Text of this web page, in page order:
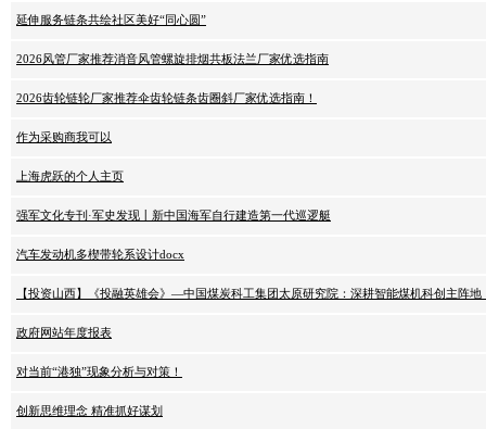
延伸服务链条共绘社区美好“同心圆”
2026风管厂家推荐消音风管螺旋排烟共板法兰厂家优选指南
2026齿轮链轮厂家推荐伞齿轮链条齿圈斜厂家优选指南！
作为采购商我可以
上海虎跃的个人主页
强军文化专刊·军史发现丨新中国海军自行建造第一代巡逻艇
汽车发动机多楔带轮系设计docx
【投资山西】《投融英雄会》—中国煤炭科工集团太原研究院：深耕智能煤机科创主阵
政府网站年度报表
对当前“港独”现象分析与对策！
创新思维理念 精准抓好谋划